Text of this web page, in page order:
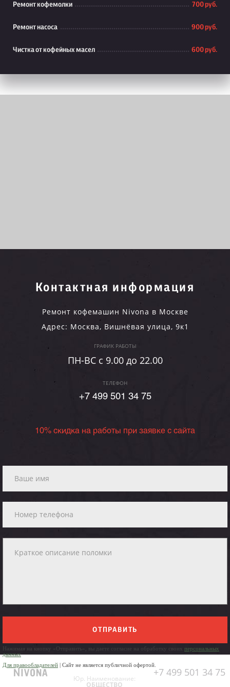
Ремонт кофемолки 700 руб.
Ремонт насоса 900 руб.
Чистка от кофейных масел 600 руб.
Контактная информация
Ремонт кофемашин Nivona в Москве
Адрес: Москва, Вишнёвая улица, 9к1
ГРАФИК РАБОТЫ
ПН-ВC c 9.00 до 22.00
ТЕЛЕФОН
+7 499 501 34 75
10% скидка на работы при заявке с сайта
ОТПРАВИТЬ
Нажимая на кнопку «Отправить», вы даете согласие на обработку своих персональных
данных
Для правообладателей | Сайт не является публичной офертой.
+7 499 501 34 75
Юр. Наименование:
ОБЩЕСТВО